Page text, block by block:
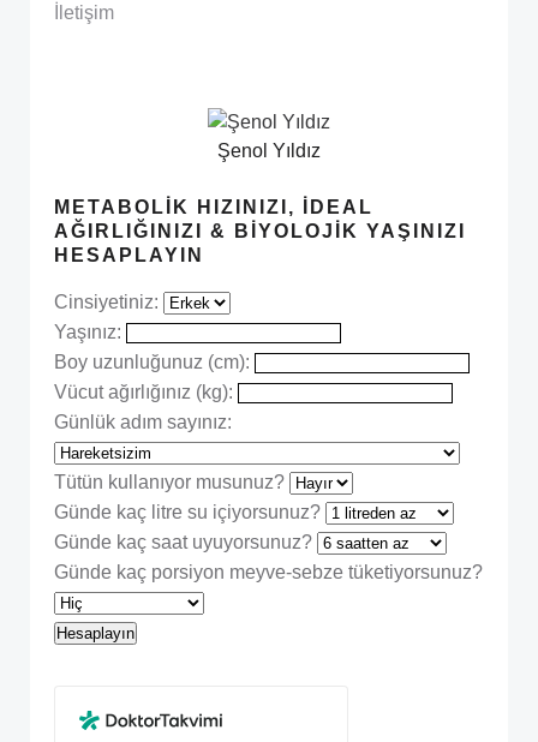
İletişim
Şenol Yıldız
METABOLIK HIZINIZI, İDEAL
AĞIRLIĞINIZI & BIYOLOJIK YAŞINIZI
HESAPLAYIN
Cinsiyetiniz:
Yaşınız:
Boy uzunluğunuz (cm):
Vücut ağırlığınız (kg):
Günlük adım sayınız:
Tütün kullanıyor musunuz?
Günde kaç litre su içiyorsunuz?
Günde kaç saat uyuyorsunuz?
Günde kaç porsiyon meyve-sebze tüketiyorsunuz?
Hesaplayın